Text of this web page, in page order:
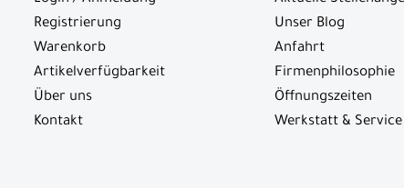
Registrierung
Warenkorb
Artikelverfügbarkeit
Über uns
Kontakt
Unser Blog
Anfahrt
Firmenphilosophie
Öffnungszeiten
Werkstatt & Service